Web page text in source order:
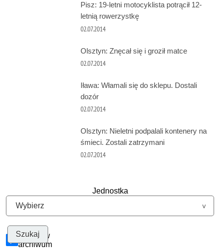
Pisz: 19-letni motocyklista potrącił 12-
letnią rowerzystkę
02.07.2014
Olsztyn: Znęcał się i groził matce
02.07.2014
Iława: Włamali się do sklepu. Dostali
dozór
02.07.2014
Olsztyn: Nieletni podpalali kontenery na
śmieci. Zostali zatrzymani
02.07.2014
Jednostka
Szukaj w
archiwum